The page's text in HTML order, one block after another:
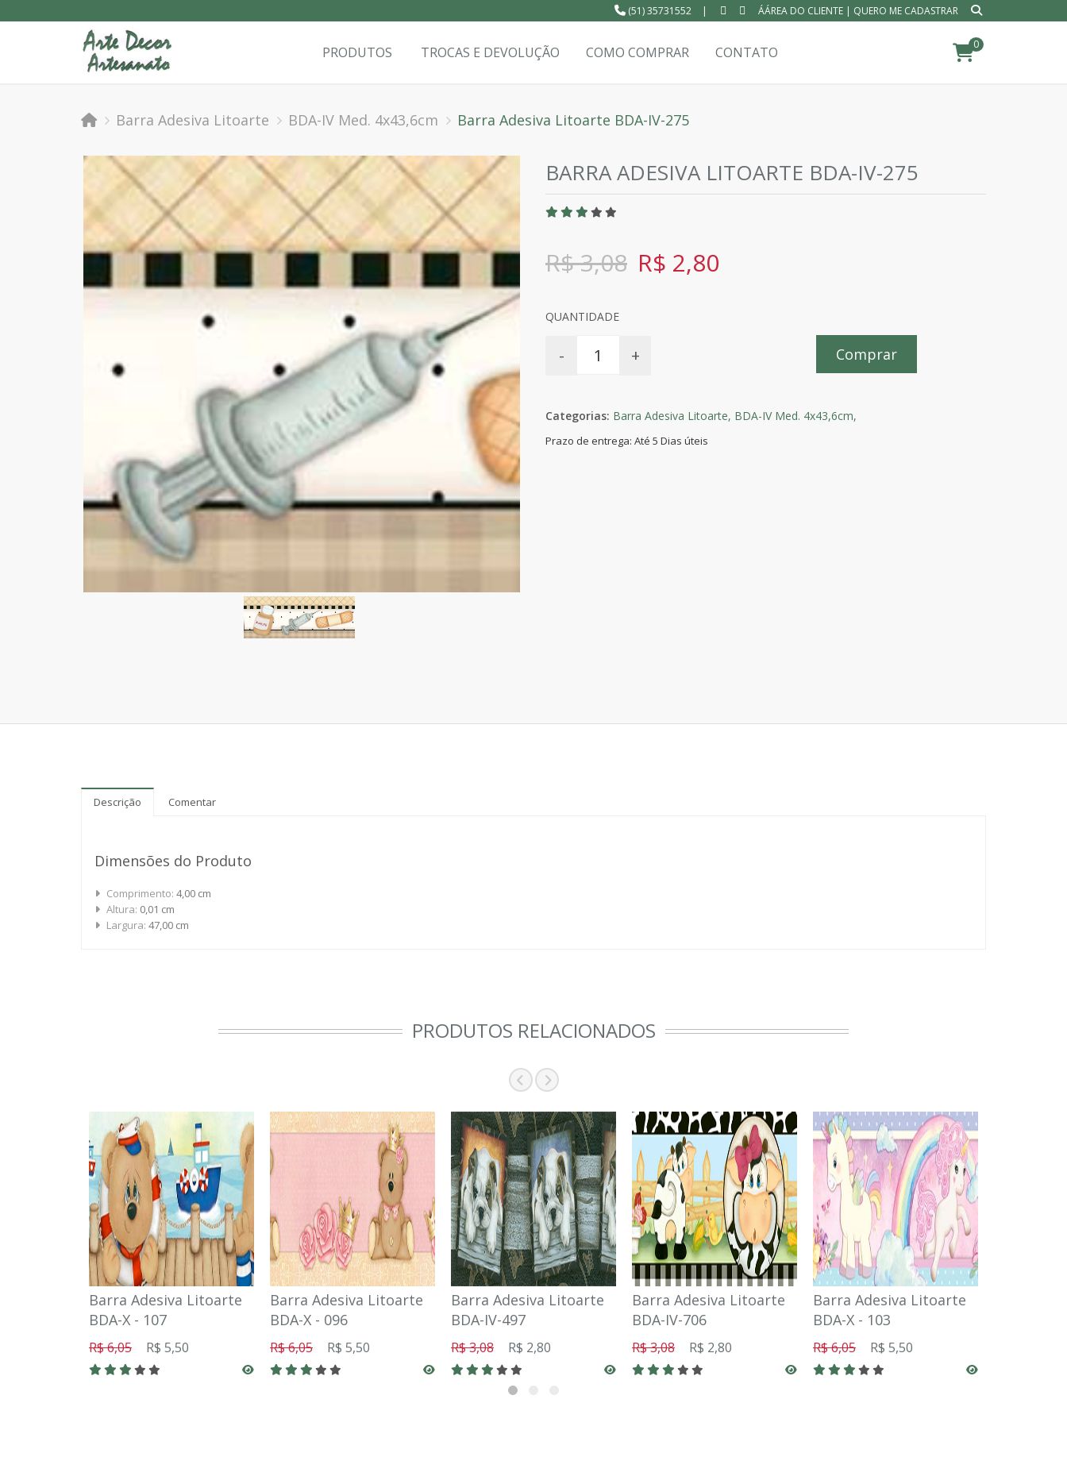
(51) 35731552 | ÁÁREA DO CLIENTE | QUERO ME CADASTRAR
0
PRODUTOS TROCAS E DEVOLUÇÃO COMO COMPRAR CONTATO
Barra Adesiva Litoarte BDA-IV Med. 4x43,6cm Barra Adesiva Litoarte BDA-IV-275
BARRA ADESIVA LITOARTE BDA-IV-275
R$ 3,08 R$ 2,80
QUANTIDADE
- + Comprar
Categorias: Barra Adesiva Litoarte, BDA-IV Med. 4x43,6cm,
Prazo de entrega: Até 5 Dias úteis
Descrição Comentar
Dimensões do Produto
Comprimento: 4,00 cm
Altura: 0,01 cm
Largura: 47,00 cm
PRODUTOS RELACIONADOS
Barra Adesiva Litoarte
BDA-X - 107
R$ 6,05 R$ 5,50
Barra Adesiva Litoarte
BDA-X - 096
R$ 6,05 R$ 5,50
Barra Adesiva Litoarte
BDA-IV-497
R$ 3,08 R$ 2,80
Barra Adesiva Litoarte
BDA-IV-706
R$ 3,08 R$ 2,80
Barra Adesiva Litoarte
BDA-X - 103
R$ 6,05 R$ 5,50